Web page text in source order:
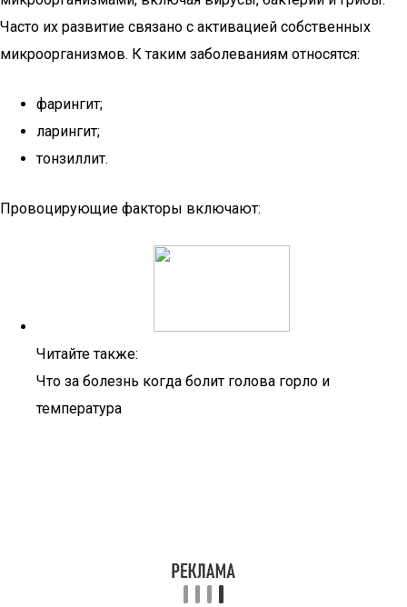
Часто их развитие связано с активацией собственных
микроорганизмов. К таким заболеваниям относятся:
фарингит;
ларингит;
тонзиллит.
Провоцирующие факторы включают:
Читайте также:
Что за болезнь когда болит голова горло и
температура